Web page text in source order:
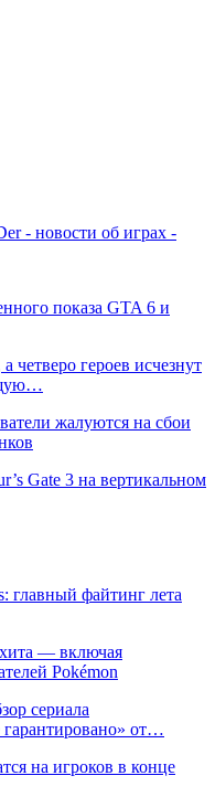
- новости об играх -
показа GTA 6 и
четверо героев исчезнут
жалуются на сбои
Gate 3 на вертикальном
главный файтинг лета
хита — включая
Pokémon
сериала
гарантировано» от…
на игроков в конце